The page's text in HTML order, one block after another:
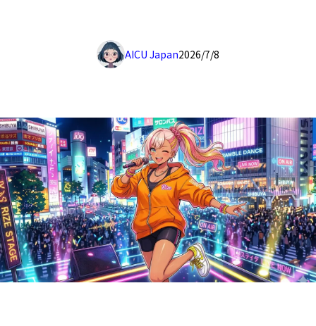
2026/7/8
AICU Japan